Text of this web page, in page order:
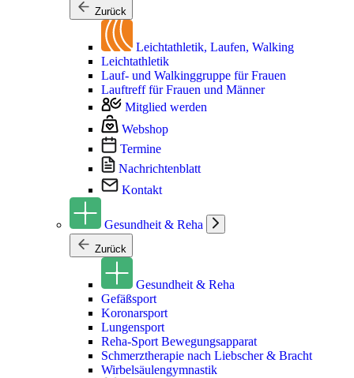
Zurück
Leichtathletik, Laufen, Walking
Leichtathletik
Lauf- und Walkinggruppe für Frauen
Lauftreff für Frauen und Männer
Mitglied werden
Webshop
Termine
Nachrichtenblatt
Kontakt
Gesundheit & Reha
Zurück
Gesundheit & Reha
Gefäßsport
Koronarsport
Lungensport
Reha-Sport Bewegungsapparat
Schmerztherapie nach Liebscher & Bracht
Wirbelsäulengymnastik